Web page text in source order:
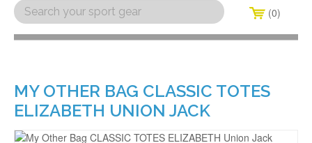
0
Menu
MY OTHER BAG CLASSIC TOTES
ELIZABETH UNION JACK